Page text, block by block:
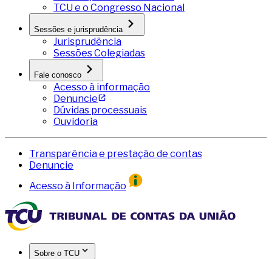
TCU e o Congresso Nacional
Sessões e jurisprudência
Jurisprudência
Sessões Colegiadas
Fale conosco
Acesso à informação
Denuncie
Dúvidas processuais
Ouvidoria
Transparência e prestação de contas
Denuncie
Acesso à Informação
Sobre o TCU